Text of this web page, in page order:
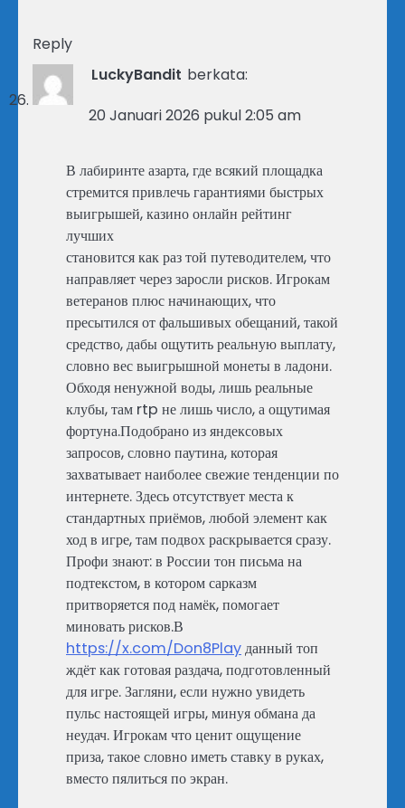
Reply
LuckyBandit berkata:
20 Januari 2026 pukul 2:05 am
В лабиринте азарта, где всякий площадка
стремится привлечь гарантиями быстрых
выигрышей, казино онлайн рейтинг
лучших
становится как раз той путеводителем, что
направляет через заросли рисков. Игрокам
ветеранов плюс начинающих, что
пресытился от фальшивых обещаний, такой
средство, дабы ощутить реальную выплату,
словно вес выигрышной монеты в ладони.
Обходя ненужной воды, лишь реальные
клубы, там rtp не лишь число, а ощутимая
фортуна.Подобрано из яндексовых
запросов, словно паутина, которая
захватывает наиболее свежие тенденции по
интернете. Здесь отсутствует места к
стандартных приёмов, любой элемент как
ход в игре, там подвох раскрывается сразу.
Профи знают: в России тон письма на
подтекстом, в котором сарказм
притворяется под намёк, помогает
миновать рисков.В
https://x.com/Don8Playданный топ
ждёт как готовая раздача, подготовленный
для игре. Загляни, если нужно увидеть
пульс настоящей игры, минуя обмана да
неудач. Игрокам что ценит ощущение
приза, такое словно иметь ставку в руках,
вместо пялиться по экран.